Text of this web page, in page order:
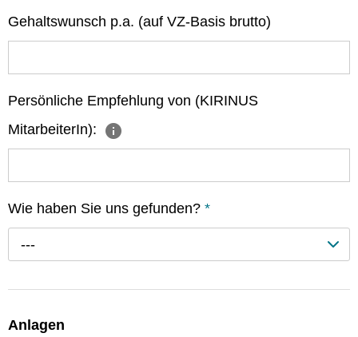
Gehaltswunsch p.a. (auf VZ-Basis brutto)
Persönliche Empfehlung von (KIRINUS
MitarbeiterIn):
Wie haben Sie uns gefunden? *
---
Anlagen